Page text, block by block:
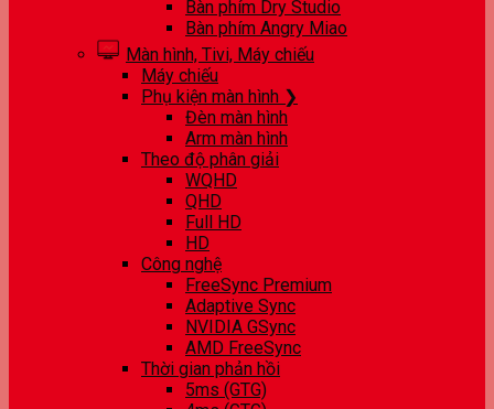
Bàn phím Dry Studio
Bàn phím Angry Miao
Màn hình, Tivi, Máy chiếu
Máy chiếu
Phụ kiện màn hình ❯
Đèn màn hình
Arm màn hình
Theo độ phân giải
WQHD
QHD
Full HD
HD
Công nghệ
FreeSync Premium
Adaptive Sync
NVIDIA GSync
AMD FreeSync
Thời gian phản hồi
5ms (GTG)